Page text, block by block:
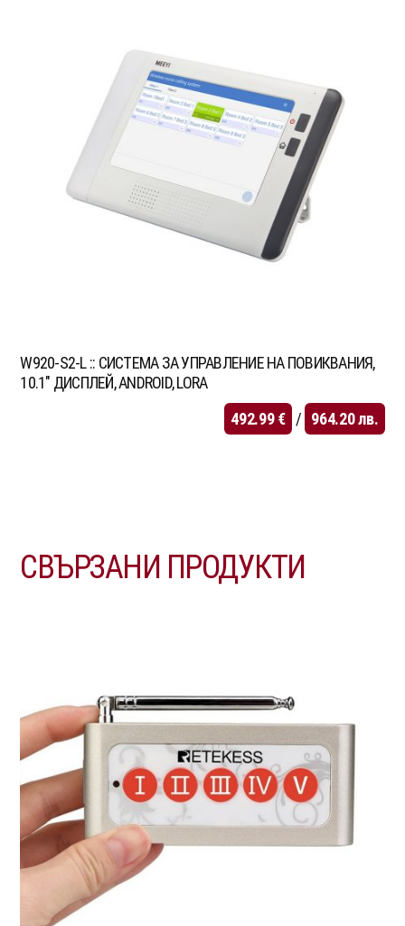
W920-S2-L :: СИСТЕМА ЗА УПРАВЛЕНИЕ НА ПОВИКВАНИЯ,
10.1″ ДИСПЛЕЙ, ANDROID, LORA
492.99€ / 964.20лв.
СВЪРЗАНИ ПРОДУКТИ